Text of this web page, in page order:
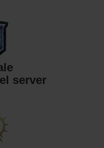
server